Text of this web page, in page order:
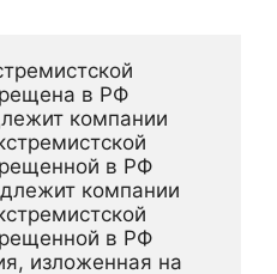
в РФ
компании
в РФ
компании
в РФ
изложенная на